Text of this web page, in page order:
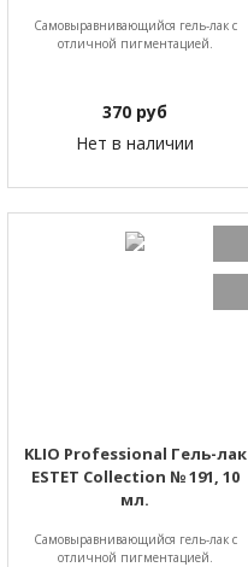
Самовыравнивающийся гель-лак с
отличной пигментацией.
370 руб
Нет в наличии
KLIO Professional Гель-лак
ESTET Collection № 191, 10
мл.
Самовыравнивающийся гель-лак с
отличной пигментацией.